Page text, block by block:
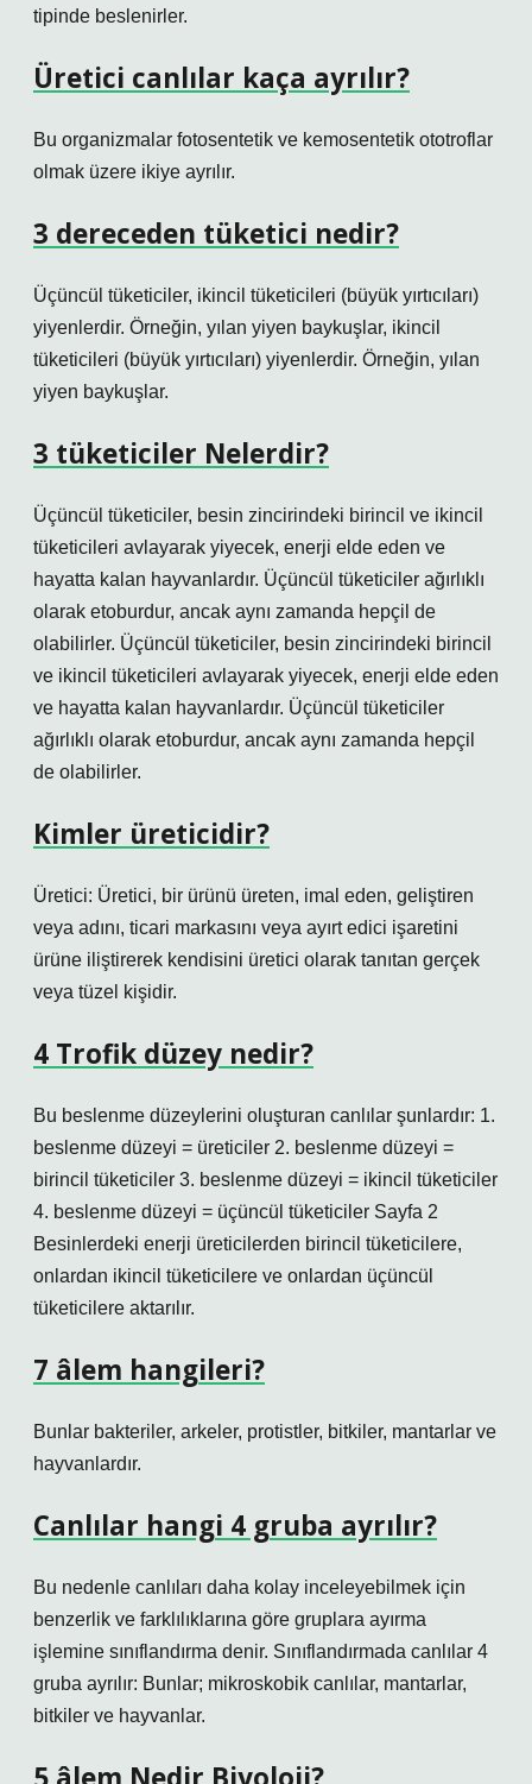
tipinde beslenirler.
Üretici canlılar kaça ayrılır?
Bu organizmalar fotosentetik ve kemosentetik ototroflar
olmak üzere ikiye ayrılır.
3 dereceden tüketici nedir?
Üçüncül tüketiciler, ikincil tüketicileri (büyük yırtıcıları)
yiyenlerdir. Örneğin, yılan yiyen baykuşlar, ikincil
tüketicileri (büyük yırtıcıları) yiyenlerdir. Örneğin, yılan
yiyen baykuşlar.
3 tüketiciler Nelerdir?
Üçüncül tüketiciler, besin zincirindeki birincil ve ikincil
tüketicileri avlayarak yiyecek, enerji elde eden ve
hayatta kalan hayvanlardır. Üçüncül tüketiciler ağırlıklı
olarak etoburdur, ancak aynı zamanda hepçil de
olabilirler. Üçüncül tüketiciler, besin zincirindeki birincil
ve ikincil tüketicileri avlayarak yiyecek, enerji elde eden
ve hayatta kalan hayvanlardır. Üçüncül tüketiciler
ağırlıklı olarak etoburdur, ancak aynı zamanda hepçil
de olabilirler.
Kimler üreticidir?
Üretici: Üretici, bir ürünü üreten, imal eden, geliştiren
veya adını, ticari markasını veya ayırt edici işaretini
ürüne iliştirerek kendisini üretici olarak tanıtan gerçek
veya tüzel kişidir.
4 Trofik düzey nedir?
Bu beslenme düzeylerini oluşturan canlılar şunlardır: 1.
beslenme düzeyi = üreticiler 2. beslenme düzeyi =
birincil tüketiciler 3. beslenme düzeyi = ikincil tüketiciler
4. beslenme düzeyi = üçüncül tüketiciler Sayfa 2
Besinlerdeki enerji üreticilerden birincil tüketicilere,
onlardan ikincil tüketicilere ve onlardan üçüncül
tüketicilere aktarılır.
7 âlem hangileri?
Bunlar bakteriler, arkeler, protistler, bitkiler, mantarlar ve
hayvanlardır.
Canlılar hangi 4 gruba ayrılır?
Bu nedenle canlıları daha kolay inceleyebilmek için
benzerlik ve farklılıklarına göre gruplara ayırma
işlemine sınıflandırma denir. Sınıflandırmada canlılar 4
gruba ayrılır: Bunlar; mikroskobik canlılar, mantarlar,
bitkiler ve hayvanlar.